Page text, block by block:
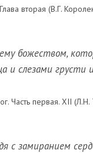
вторая (В.Г.
божеством,
и слезами грусти
Часть первая. XII (Л.Н.
с замиранием